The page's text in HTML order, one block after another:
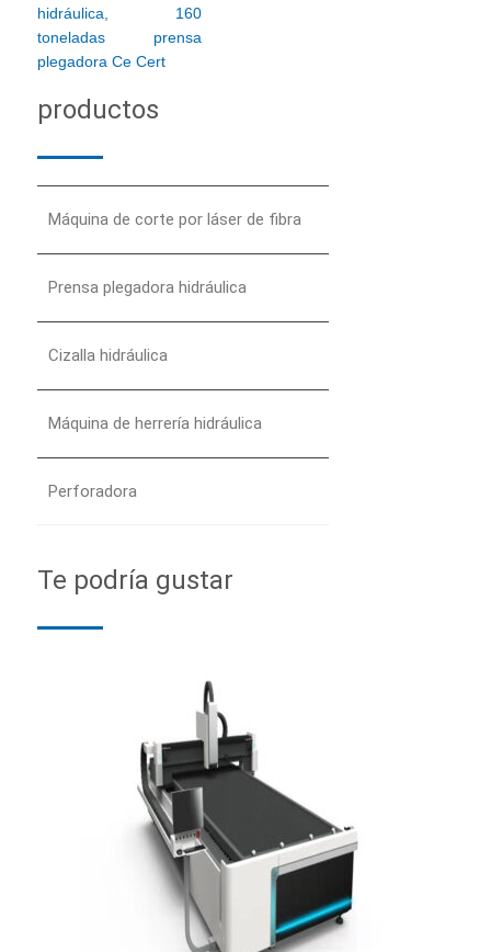
hidráulica, 160
toneladas prensa
plegadora Ce Cert
productos
Máquina de corte por láser de fibra
Prensa plegadora hidráulica
Cizalla hidráulica
Máquina de herrería hidráulica
Perforadora
Te podría gustar